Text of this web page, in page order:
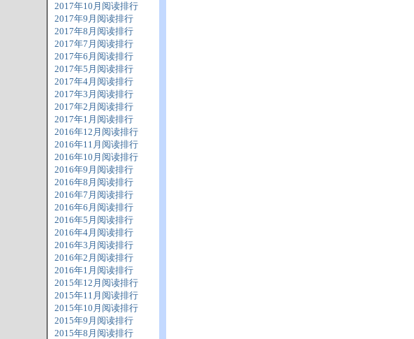
2017年10月阅读排行
2017年9月阅读排行
2017年8月阅读排行
2017年7月阅读排行
2017年6月阅读排行
2017年5月阅读排行
2017年4月阅读排行
2017年3月阅读排行
2017年2月阅读排行
2017年1月阅读排行
2016年12月阅读排行
2016年11月阅读排行
2016年10月阅读排行
2016年9月阅读排行
2016年8月阅读排行
2016年7月阅读排行
2016年6月阅读排行
2016年5月阅读排行
2016年4月阅读排行
2016年3月阅读排行
2016年2月阅读排行
2016年1月阅读排行
2015年12月阅读排行
2015年11月阅读排行
2015年10月阅读排行
2015年9月阅读排行
2015年8月阅读排行